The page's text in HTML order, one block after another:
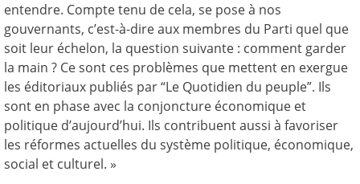
entendre. Compte tenu de cela, se pose à nos
gouvernants, c’est-à-dire aux membres du Parti quel que
soit leur échelon, la question suivante : comment garder
la main ? Ce sont ces problèmes que mettent en exergue
les éditoriaux publiés par “Le Quotidien du peuple”. Ils
sont en phase avec la conjoncture économique et
politique d’aujourd’hui. Ils contribuent aussi à favoriser
les réformes actuelles du système politique, économique,
social et culturel. »